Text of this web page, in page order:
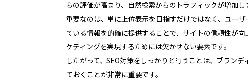
らの評価が高まり、自然検索からのトラフィックが増加し
重要なのは、単に上位表示を目指すだけではなく、ユー
ている情報を的確に提供することで、サイトの信頼性が
ケティングを実現するためには欠かせない要素です。
したがって、SEO対策をしっかりと行うことは、ブラン
ておくことが非常に重要です。